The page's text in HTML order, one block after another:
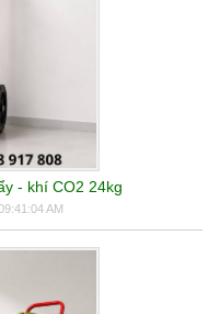
- khí CO2 24kg
AM